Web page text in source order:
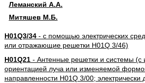
Леманский А.А.
Митяшев М.Б.
H01Q3/34- с помощью электрических
или отражающие решетки H01Q 3/46)
H01Q21- Антенные решетки и системы (с
ориентацией луча или изменяемой
направленности H01Q 3/00;